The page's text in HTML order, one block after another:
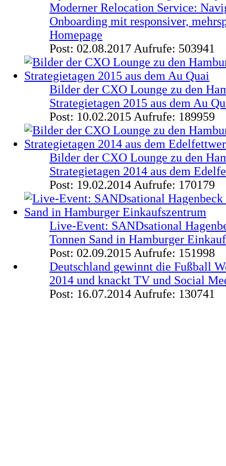
Moderner Relocation Service:
Onboarding mit responsiver,
Homepage
Post: 02.08.2017 Aufrufe: 503941
Bilder der CXO Lounge zu den
Strategietagen 2015 aus dem Au
Post: 10.02.2015 Aufrufe: 189959
Bilder der CXO Lounge zu den
Strategietagen 2014 aus dem
Post: 19.02.2014 Aufrufe: 170179
Live-Event: SANDsational
Tonnen Sand in Hamburger
Post: 02.09.2015 Aufrufe: 151998
Deutschland gewinnt die Fußball
2014 und knackt TV und Social
Post: 16.07.2014 Aufrufe: 130741